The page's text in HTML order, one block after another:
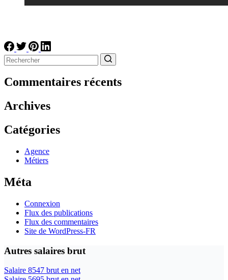
résultat
Commentaires récents
Archives
Catégories
Agence
Métiers
Méta
Connexion
Flux des publications
Flux des commentaires
Site de WordPress-FR
Autres salaires brut
Salaire 8547 brut en net